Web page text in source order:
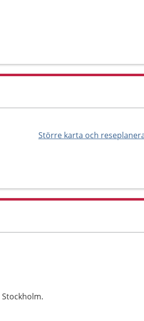
Större karta och